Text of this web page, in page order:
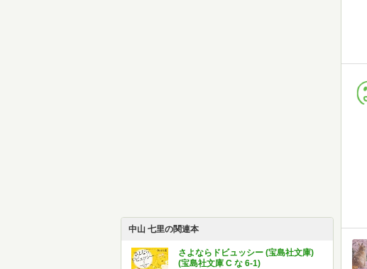
中山 七里の関連本
さよならドビュッシー (宝島社文庫)
(宝島社文庫 C な 6-1)